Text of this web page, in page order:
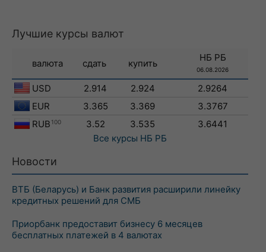
Лучшие курсы валют
валюта сдать купить
НБ РБ
06.08.2026
USD 2.914 2.924
2.9264
EUR
3.365 3.369
3.3767
RUB 100 3.52 3.535
3.6441
Все курсы НБ РБ
Новости
ВТБ (Беларусь) и Банк развития расширили линейку
кредитных решений для СМБ
Приорбанк предоставит бизнесу 6 месяцев
бесплатных платежей в 4 валютах